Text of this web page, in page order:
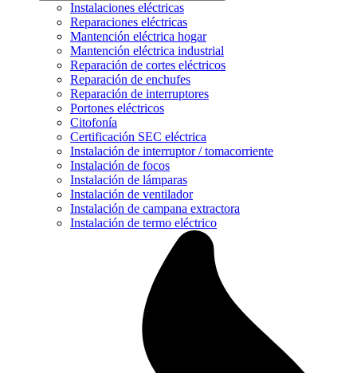
Instalaciones eléctricas
Reparaciones eléctricas
Mantención eléctrica hogar
Mantención eléctrica industrial
Reparación de cortes eléctricos
Reparación de enchufes
Reparación de interruptores
Portones eléctricos
Citofonía
Certificación SEC eléctrica
Instalación de interruptor / tomacorriente
Instalación de focos
Instalación de lámparas
Instalación de ventilador
Instalación de campana extractora
Instalación de termo eléctrico